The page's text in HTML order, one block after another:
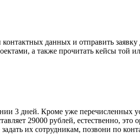
данных и отправить
а также прочитать кейсы той
3 дней. Кроме уже перечисленных
29000 рублей, естественно, это
их сотрудникам, позвони по